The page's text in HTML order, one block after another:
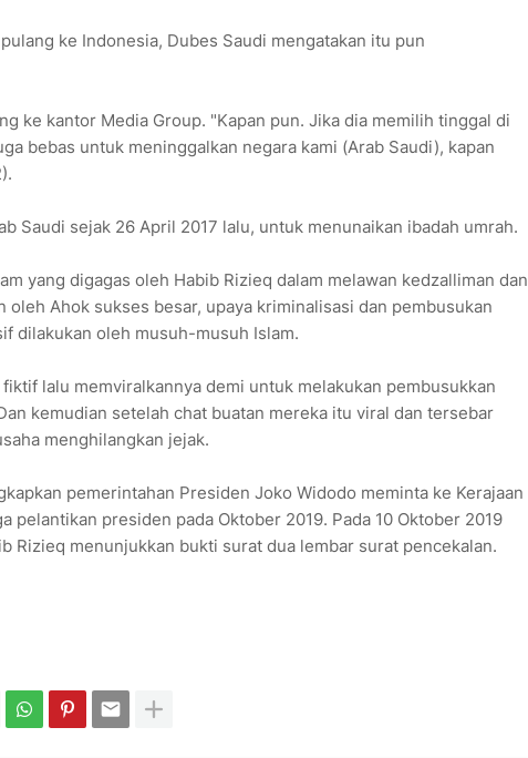
ke Indonesia, Dubes Saudi mengatakan itu pun
ke kantor Media Group. "Kapan pun. Jika dia memilih tinggal di
bebas untuk meninggalkan negara kami (Arab Saudi), kapan
Saudi sejak 26 April 2017 lalu, untuk menunaikan ibadah umrah.
yang digagas oleh Habib Rizieq dalam melawan kedzalliman dan
oleh Ahok sukses besar, upaya kriminalisasi dan pembusukan
dilakukan oleh musuh-musuh Islam.
lalu memviralkannya demi untuk melakukan pembusukkan
kemudian setelah chat buatan mereka itu viral dan tersebar
menghilangkan jejak.
pemerintahan Presiden Joko Widodo meminta ke Kerajaan
pelantikan presiden pada Oktober 2019. Pada 10 Oktober 2019
Rizieq menunjukkan bukti surat dua lembar surat pencekalan.